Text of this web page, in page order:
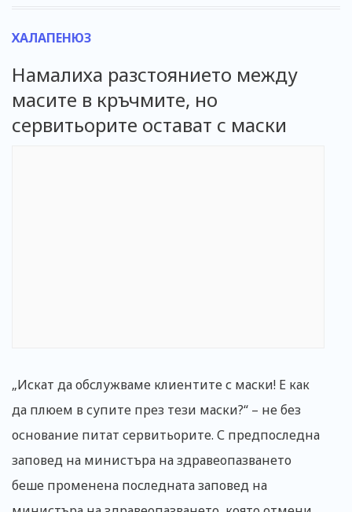
ХАЛАПЕНЮЗ
Намалиха разстоянието между
масите в кръчмите, но
сервитьорите остават с маски
„Искат да обслужваме клиентите с маски! Е как
да плюем в супите през тези маски?“ – не без
основание питат сервитьорите. С предпоследна
заповед на министъра на здравеопазването
беше променена последната заповед на